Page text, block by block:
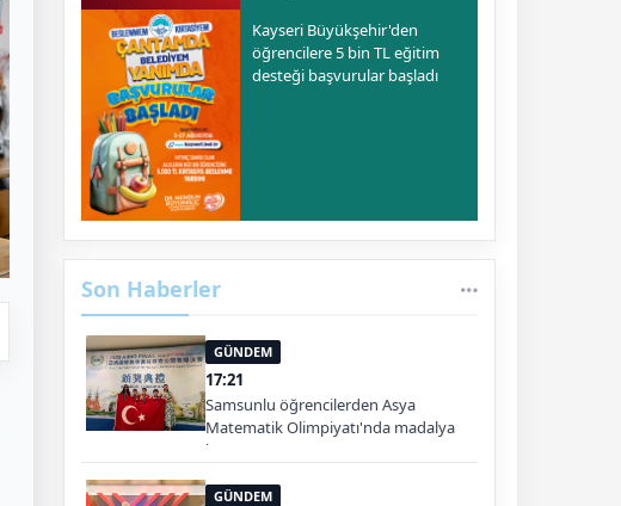
Kayseri Büyükşehir'den
öğrencilere 5 bin TL eğitim
desteği başvurular başladı
Son Haberler
GÜNDEM
17:21
Samsunlu öğrencilerden Asya
Matematik Olimpiyatı'nda madalya
başarısı
GÜNDEM